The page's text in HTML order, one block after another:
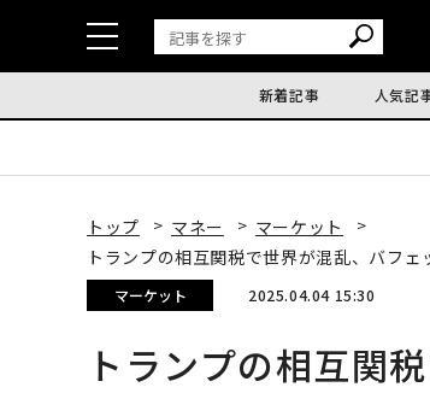
新着記事 人気記
トップ マネー
マーケット
トランプの相互関税で世界が混乱、バフ
マーケット 2025.04.04 15:30
トランプの相互関